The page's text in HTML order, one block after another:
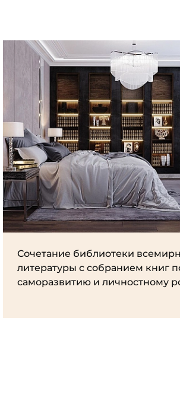
Сочетание библиотеки
литературы с собранием книг
саморазвитию и личностному